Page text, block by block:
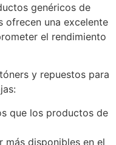
genéricos de
ofrecen una excelente
el rendimiento
y repuestos para
que los productos de
más disponibles en el